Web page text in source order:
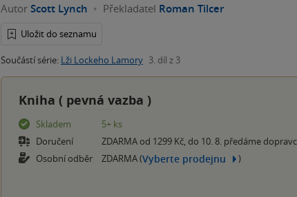
Autor Scott Lynch Překladatel Roman Tilcer
Uložit do seznamu
Součástí série: Lži Lockeho Lamory 3. díl z 3
Kniha ( pevná vazba )
Skladem
5+ ks
Doručení
ZDARMA od 1299 Kč, do 10. 8. předáme
Osobní odběr
ZDARMA (Vyberte prodejnu )